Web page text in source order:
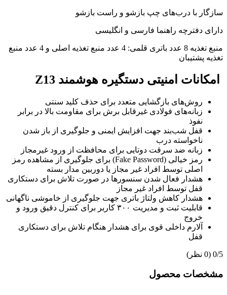
سازگار با درب‌های چپ بازشو و راست بازشو
دارای دفترچه راهنما فارسی و انگلیسی
منبع تغذیه 8 عدد باتری قلمی: 4 عدد منبع تغذیه اصلی و 4 عدد منبع
تغذیه پشتیبان
امکانات امنیتی دستگیره هوشمند Z13
روش‌های بازگشایی متعدد برای حذف کلید سنتی
زبانه‌های فولادی غیرقابل برش برای مقاومت بالا در برابر
نفوذ
قفل شب‌بند جهت افزایش ایمنی و جلوگیری از باز شدن
ناخواسته درب
زبانه ضد سرقت دوتایی برای محافظت از ورود غیرمجاز
رمز خیالی (Fake Password) برای جلوگیری از مشاهده رمز
اصلی توسط افراد غیر مجاز یا دوربین مدار بسته
هشدار فعال شدن سنسورها در صورت تلاش برای دستکاری
قفل توسط افراد غیر مجاز
هشدار کاهش ولتاژ باتری جهت جلوگیری از خاموشی ناگهانی
قابلیت ثبت و مدیریت ۳۰۰ کاربر برای کنترل دقیق ورود و
خروج
آلارم داخلی قوی برای هشدار هنگام تلاش برای دستکاری
قفل
‫0/5 ‫(0 نظر)
مشخصات محصول